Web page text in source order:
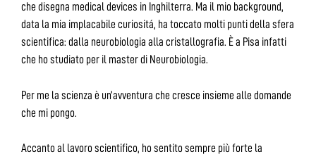
che disegna medical devices in Inghilterra. Ma il mio background,
data la mia implacabile curiositá, ha toccato molti punti della sfera
scientifica: dalla neurobiologia alla cristallografia. È a Pisa infatti
che ho studiato per il master di Neurobiologia.
Per me la scienza è un’avventura che cresce insieme alle domande
che mi pongo.
Accanto al lavoro scientifico, ho sentito sempre più forte la